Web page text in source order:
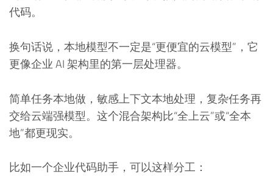
代码。
换句话说，本地模型不一定是“更便宜的云模型”，它
更像企业 AI 架构里的第一层处理器。
简单任务本地做，敏感上下文本地处理，复杂任务再
交给云端强模型。这个混合架构比“全上云”或“全本
地”都更现实。
比如一个企业代码助手，可以这样分工：